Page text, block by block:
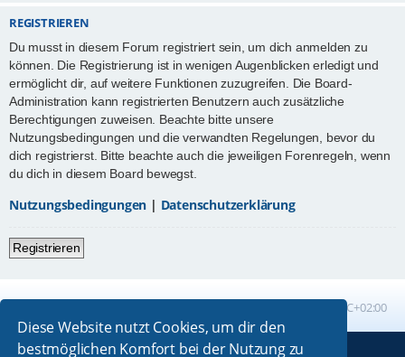
Diese Website nutzt Cookies, um dir den
bestmöglichen Komfort bei der Nutzung zu
REGISTRIEREN
Du musst in diesem Forum registriert sein, um dich anmelden zu
können. Die Registrierung ist in wenigen Augenblicken erledigt und
ermöglicht dir, auf weitere Funktionen zuzugreifen. Die Board-
Administration kann registrierten Benutzern auch zusätzliche
Berechtigungen zuweisen. Beachte bitte unsere
Nutzungsbedingungen und die verwandten Regelungen, bevor du
dich registrierst. Bitte beachte auch die jeweiligen Forenregeln, wenn
du dich in diesem Board bewegst.
Nutzungsbedingungen | Datenschutzerklärung
Registrieren
UTC+02:00